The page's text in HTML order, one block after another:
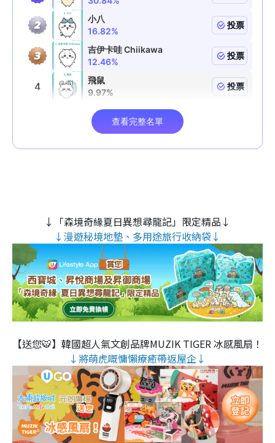
↓「森境奇緣夏日異想尋龍記」限定精品↓
↓漫遊秘境地墊、多用途旅行收納袋↓
【送您🐯】韓國超人氣文創品牌MUZIK TIGER 冰感風扇！
↓將萌虎嘅慵懶療癒帶返屋企↓